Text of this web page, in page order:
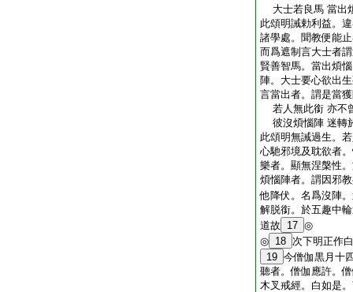
大士若良馬 當出
此頌明誡勅利益。
諸學處。聞教便能
而爲遮制言大士者
賢善智馬。當出煩
陣。大士要心欲出
言當出者。謂是當
若人無此銜 亦不
彼沒煩惱陣 迷轉
此頌明無誡過生。
心馳邪境及耽欲者
樂者。顯無涅槃性
煩惱陣者。謂因邪
他降伏。名爲沒陣
解脱銜。於五趣中
道故
17 ◎
◎ 18 次下明正作
19 今僧伽黒月十
聽者。僧伽應許。
木叉戒經。白如是